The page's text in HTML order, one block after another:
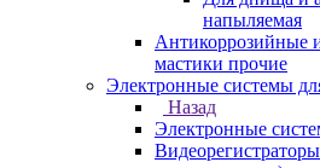
напыляемая
Антикоррозийные
мастики прочие
Электронные системы
Назад
Электронные